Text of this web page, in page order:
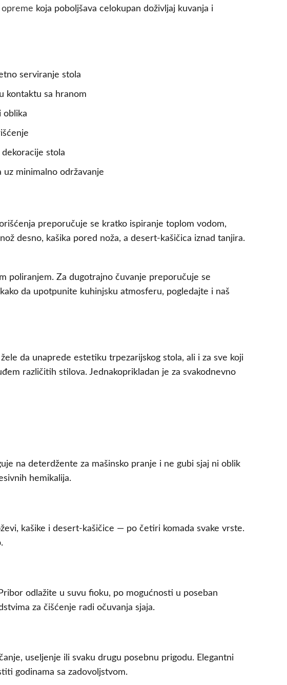
opreme koja poboljšava celokupan doživljaj kuvanja i
serviranje stola
kontaktu sa hranom
oblika
stola
minimalno održavanje
preporučuje se kratko ispiranje toplom vodom,
desno, kašika pored noža, a desert-kašičica iznad tanjira.
poliranjem. Za dugotrajno čuvanje preporučuje se
da upotpunite kuhinjsku atmosferu, pogledajte i naš
da unaprede estetiku trpezarijskog stola, ali i za sve koji
različitih stilova. Jednakoprikladan je za svakodnevno
na deterdžente za mašinsko pranje i ne gubi sjaj ni oblik
hemikalija.
kašike i desert-kašičice — po četiri komada svake vrste.
odlažite u suvu fioku, po mogućnosti u poseban
za čišćenje radi očuvanja sjaja.
useljenje ili svaku drugu posebnu prigodu. Elegantni
godinama sa zadovoljstvom.